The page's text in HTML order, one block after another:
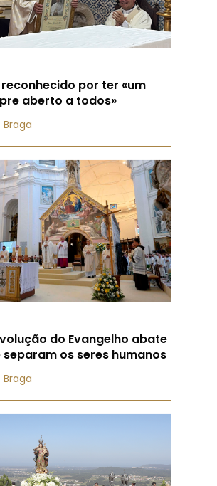
por ter «um
aberto a todos»
do Evangelho abate
separam os seres humanos